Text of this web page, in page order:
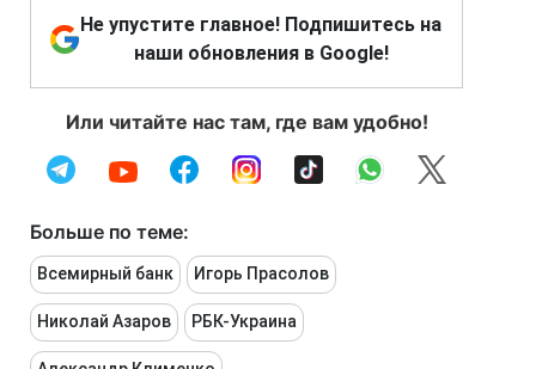
Не упустите главное! Подпишитесь на
наши обновления в Google!
Или читайте нас там, где вам удобно!
Больше по теме:
Всемирный банк Игорь Прасолов
Николай Азаров РБК-Украина